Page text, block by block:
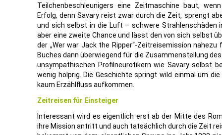
Teilchenbeschleunigers eine Zeitmaschine baut,
Erfolg, denn Savary reist zwar durch die Zeit, sprengt
und sich selbst in die Luft – schwere Strahlenschäden
aber eine zweite Chance und lässt den von sich selbst
der „Wer war Jack the Ripper“-Zeitreisemission
Buches dann überwiegend für die Zusammenstellung
unsympathischen Profilneurotikern wie Savary selbst
wenig holprig. Die Geschichte springt wild einmal um
kaum Erzählfluss aufkommen.
Zeitreisen für Einsteiger
Interessant wird es eigentlich erst ab der Mitte des
ihre Mission antritt und auch tatsächlich durch die Zeit